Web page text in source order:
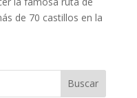
de 70 castillos en la
Buscar